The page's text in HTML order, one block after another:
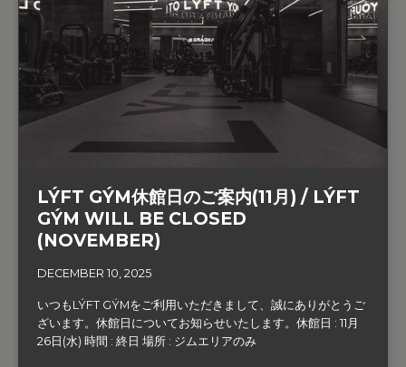
LÝFT GÝM休館日のご案内(11月) / LÝFT
GÝM WILL BE CLOSED
(NOVEMBER)
DECEMBER 10, 2025
いつもLÝFT GÝMをご利用いただきまして、誠にありがとうご
ざいます。‍休館日についてお知らせいたします。休館日 : 11月
26日(水) 時間 : 終日 場所 : ジムエリアのみ